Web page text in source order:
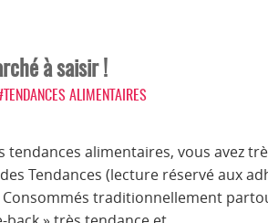
à saisir !
ALIMENTAIRES
alimentaires, vous avez
Tendances (lecture réservé aux
traditionnellement